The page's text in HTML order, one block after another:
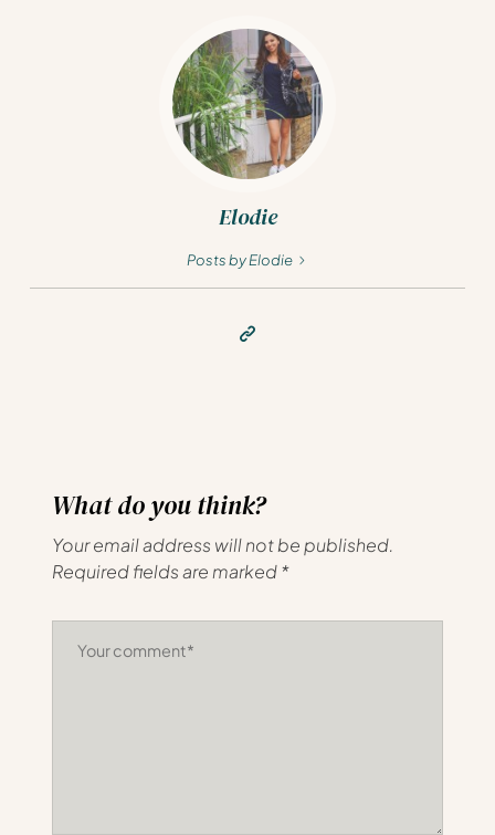
Elodie
Posts by Elodie
What do you think?
Your email address will not be published.
Required fields are marked*